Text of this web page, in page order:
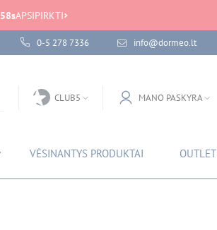
58sAPSIPIRKTI
0-5 278 7336 info@dormeo.lt
CLUB5 MANO PASKYRA
VĖSINANTYS PRODUKTAI OUTLET